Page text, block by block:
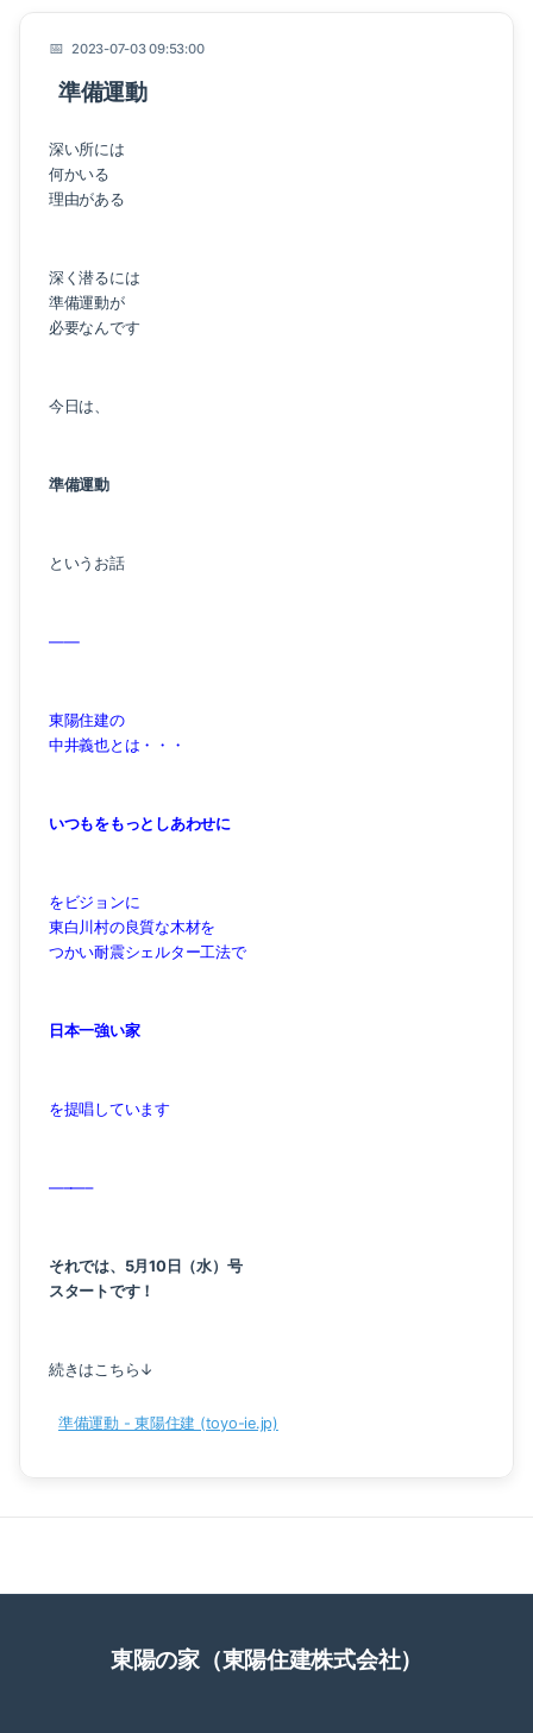
2023-07-03 09:53:00
準備運動
深い所には
何かいる
理由がある
深く潜るには
準備運動が
必要なんです
今日は、
準備運動
というお話
——
東陽住建の
中井義也とは・・・
いつもをもっとしあわせに
をビジョンに
東白川村の良質な木材を
つかい耐震シェルター工法で
日本一強い家
を提唱しています
—–—–
それでは、5月10日（水）号
スタートです！
続きはこちら↓
準備運動 - 東陽住建 (toyo-ie.jp)
東陽の家（東陽住建株式会社）